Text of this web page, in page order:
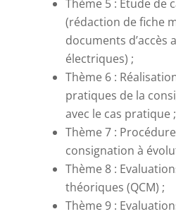
Thème 5 : Etude de
(rédaction de fiche
documents d’accès
électriques) ;
Thème 6 :
pratiques de la
avec le cas pratique ;
Thème 7 :
consignation à
Thème 8 :
théoriques (QCM) ;
Thème 9 :